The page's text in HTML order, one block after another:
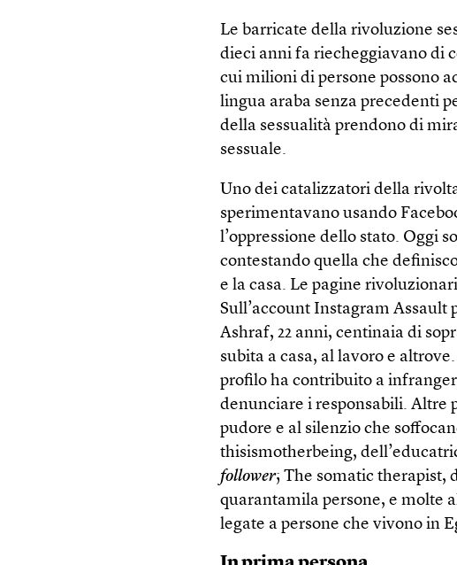
Le barricate della rivoluzione
dieci anni fa riecheggiavano di
cui milioni di persone possono
lingua araba senza precedenti
della sessualità prendono di
sessuale.
Uno dei catalizzatori della
sperimentavano usando
l’oppressione dello stato. Oggi
contestando quella che
e la casa. Le pagine
Sull’account Instagram Assault
Ashraf, 22 anni, centinaia di
subita a casa, al lavoro e
profilo ha contribuito a
denunciare i responsabili. Altre
pudore e al silenzio che
thisismotherbeing,
follower; The somatic therapist,
quarantamila persone, e molte
legate a persone che vivono in